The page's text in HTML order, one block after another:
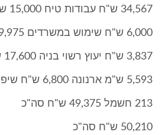
34,567 ש"ח עבודות טיח 15,000 ש"ח צביעה
6,000 ש"ח שימוש במשרדים 9,975 ש"ח תיקון חלונות
3,837 ש"ח יעוץ רשוי בניה 17,600 ש"ח החלפת חלונות
5,593 ש"מ ארנונה 6,800 ש"ח שיפוץ ארונות
213 חשמל 49,375 ש"ח סה"כ
50,210 ש"ח סה"כ